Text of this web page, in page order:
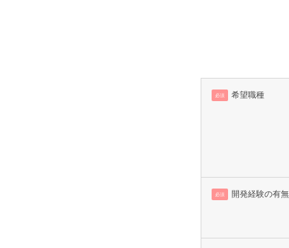
必須 希望職種
必須 開発経験の有無